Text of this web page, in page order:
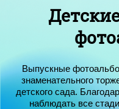
Выпускные
знаменательного
детского сада.
наблюдать все